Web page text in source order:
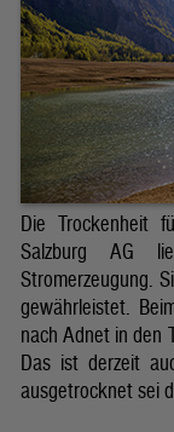
Die Trockenheit
Salzburg AG
Stromerzeugung.
gewährleistet.
nach Adnet in den
Das ist derzeit
ausgetrocknet sei